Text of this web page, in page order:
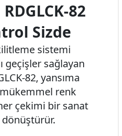
82
Sizde
sistemi
geçişler sağlayan
82, yansıma
renk
çekimi bir sanat